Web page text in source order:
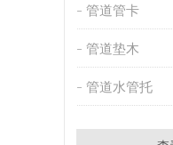
管道管卡
管道垫木
管道水管托